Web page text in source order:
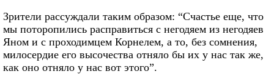
Зрители рассуждали таким образом: “Счастье еще, что
мы поторопились расправиться с негодяем из негодяев
Яном и с проходимцем Корнелем, а то, без сомнения,
милосердие его высочества отняло бы их у нас так же,
как оно отняло у нас вот этого”.